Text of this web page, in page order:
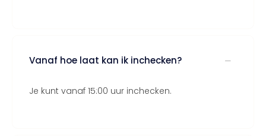
Vanaf hoe laat kan ik inchecken?
Je kunt vanaf 15:00 uur inchecken.